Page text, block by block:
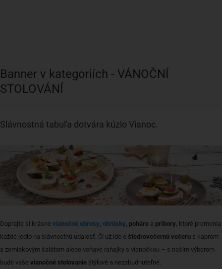
Banner v kategoriích - VÁNOČNÍ
STOLOVÁNÍ
Slávnostná tabuľa dotvára kúzlo Vianoc.
Doprajte si krásne vianočné obrusy, obrúsky, poháre a príbory , ktoré premenia
každé jedlo na slávnostnú udalosť. Či už ide o štedrovečernú večeru s kaprom
a zemiakovým šalátom alebo voňavé raňajky s vianočkou – s naším výberom
bude vaše vianočné stolovanie štýlové a nezabudnuteľné.